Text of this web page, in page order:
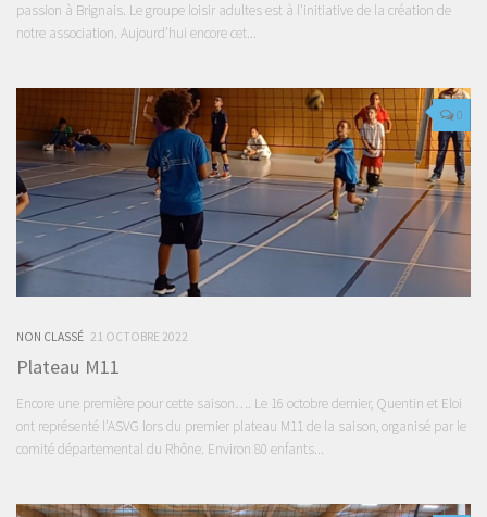
passion à Brignais. Le groupe loisir adultes est à l’initiative de la création de
notre association. Aujourd’hui encore cet...
0
NON CLASSÉ 21 OCTOBRE 2022
Plateau M11
Encore une première pour cette saison…. Le 16 octobre dernier, Quentin et Eloi
ont représenté l’ASVG lors du premier plateau M11 de la saison, organisé par le
comité départemental du Rhône. Environ 80 enfants...